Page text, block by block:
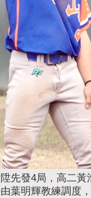
先發4局，高二
葉明輝教練調度